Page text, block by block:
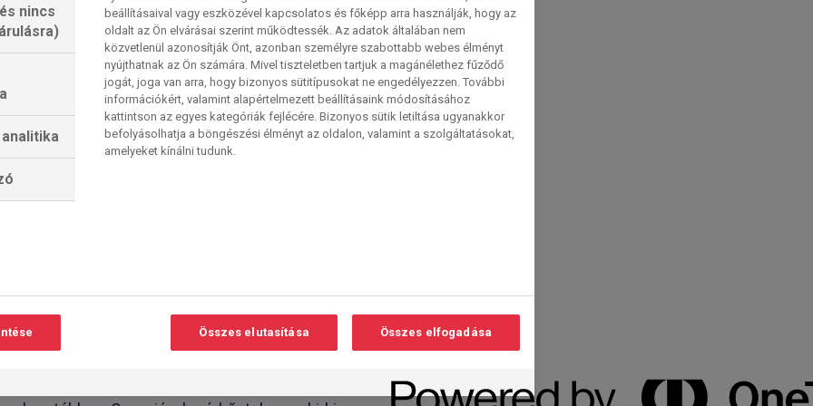
4–2-vel (3–0 o, 1-2 i.). Djeidi Gassama két
hármat ért el összesen a BL-ben és négyet
4–2-vel kiverte a Salzburgot a harmadik
hazai sikerrel, utóbbin 0–2-es félidei
50. győzelme az első számú európai
csak „Marakanának” nevezett Zvezda-stadion
amely első nekifutásra már az alapszakasz
első „európai” találkozása is.
– az eddigi négy mind 2018–19 óta történt – ,
végeztek a ligaszakaszban a belgrádiak,
24 közé, ehhez a szerzett 6 pontjuk (2 gy.,
a norvég Bodö/Glimtet ütötték ki (1–2 i, 2–0 o),
Kilenc európai kupameccsük mérlege 3
nincs
beállításaival vagy eszközével kapcsolatos és főképp arra használják, hogy az
oldalt az Ön elvárásai szerint működtessék. Az adatok általában nem
közvetlenül azonosítják Önt, azonban személyre szabottabb webes élményt
nyújthatnak az Ön számára. Mivel tiszteletben tartjuk a magánélethez fűződő
jogát, joga van arra, hogy bizonyos sütitípusokat ne engedélyezzen. További
információkért, valamint alapértelmezett beállításaink módosításához
kattintson az egyes kategóriák fejlécére. Bizonyos sütik letiltása ugyanakkor
befolyásolhatja a böngészési élményt az oldalon, valamint a szolgáltatásokat,
amelyeket kínálni tudunk.
Összes elutasítása Összes elfogadása